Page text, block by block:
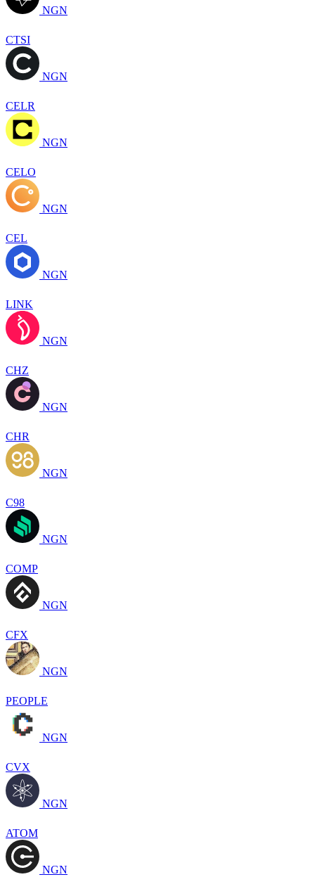
NGN
CTSI
NGN
CELR
NGN
CELO
NGN
CEL
NGN
LINK
NGN
CHZ
NGN
CHR
NGN
C98
NGN
COMP
NGN
CFX
NGN
PEOPLE
NGN
CVX
NGN
ATOM
NGN